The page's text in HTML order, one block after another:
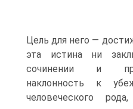
Цель для него —
эта истина ни
сочинении и
наклонность к
человеческого